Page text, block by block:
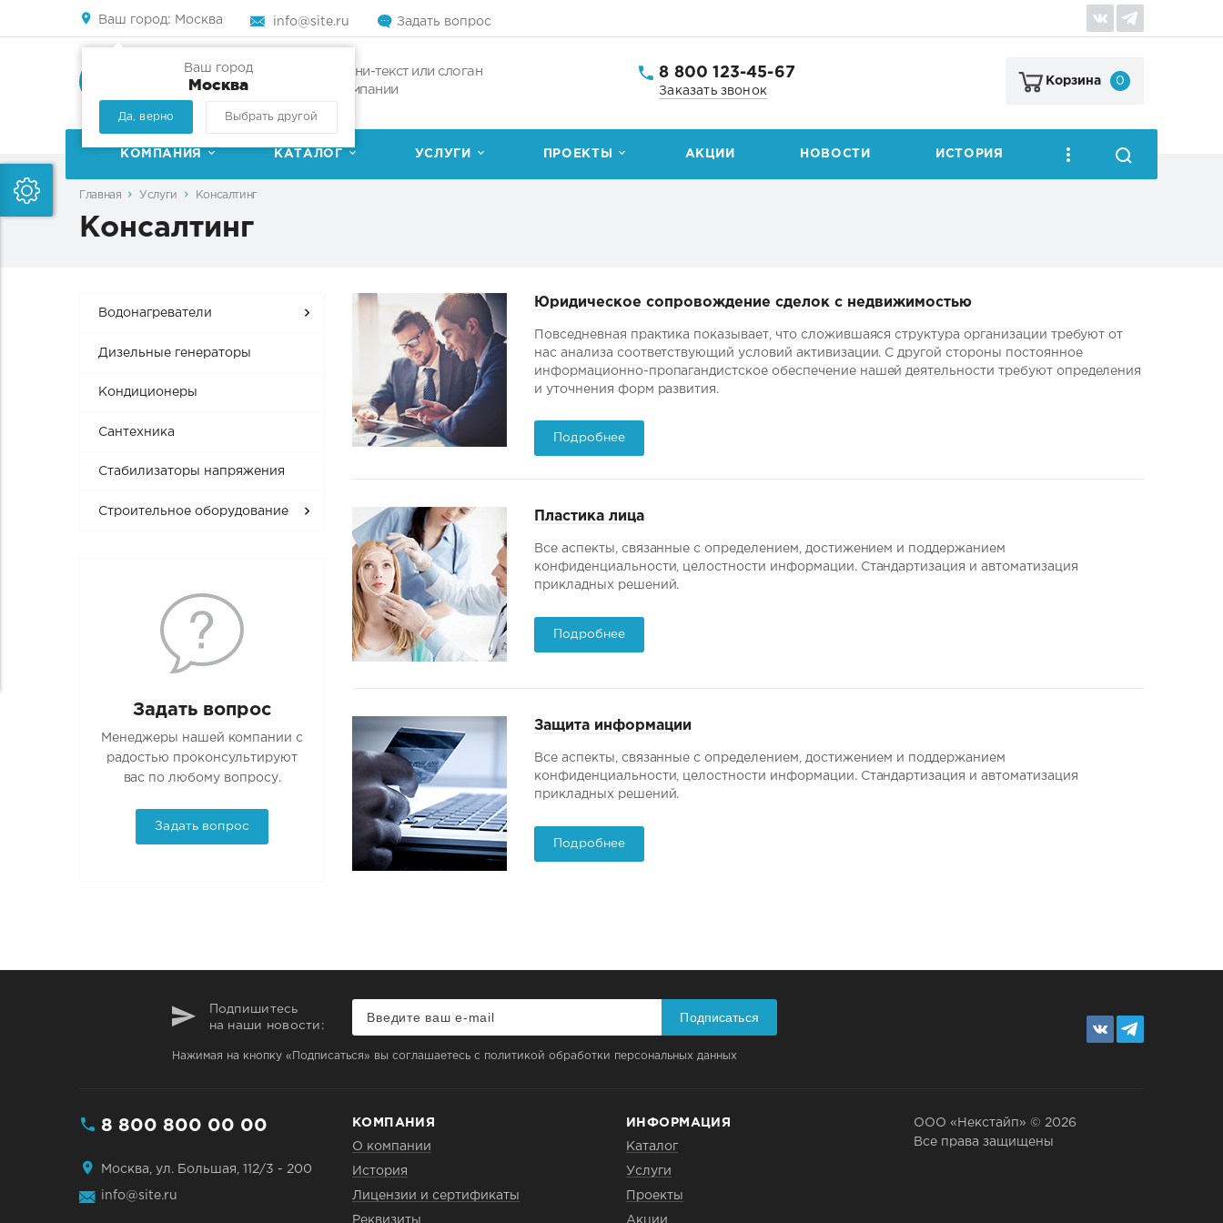
Ваш город: Москва
Ваш город
Москва
Да, верно Выбрать другой
info@site.ru Задать вопрос
Мини-текст или слоган
компании
8 800 123-45-67
Заказать звонок
Корзина 0
КОМПАНИЯ КАТАЛОГ УСЛУГИ ПРОЕКТЫ АКЦИИ НОВОСТИ ИСТОРИЯ
Главная Услуги Консалтинг
Консалтинг
Водонагреватели
Дизельные генераторы
Кондиционеры
Сантехника
Стабилизаторы напряжения
Строительное оборудование
Задать вопрос
Менеджеры нашей компании с
радостью проконсультируют
вас по любому вопросу.
Задать вопрос
Юридическое сопровождение сделок с недвижимостью
Повседневная практика показывает, что сложившаяся структура организации требуют от
нас анализа соответствующий условий активизации. С другой стороны постоянное
информационно-пропагандистское обеспечение нашей деятельности требуют определения
и уточнения форм развития.
Подробнее
Пластика лица
Все аспекты, связанные с определением, достижением и поддержанием
конфиденциальности, целостности информации. Стандартизация и автоматизация
прикладных решений.
Подробнее
Защита информации
Все аспекты, связанные с определением, достижением и поддержанием
конфиденциальности, целостности информации. Стандартизация и автоматизация
прикладных решений.
Подробнее
Подпишитесь
на наши новости:
Подписаться
Нажимая на кнопку «Подписаться» вы соглашаетесь с политикой обработки персональных данных
8 800 800 00 00
Москва, ул. Большая, 112/3 - 200
info@site.ru
КОМПАНИЯ
О компании
История
Лицензии и сертификаты
Реквизиты
ИНФОРМАЦИЯ
Каталог
Услуги
Проекты
Акции
ООО «Некстайп» © 2026
Все права защищены